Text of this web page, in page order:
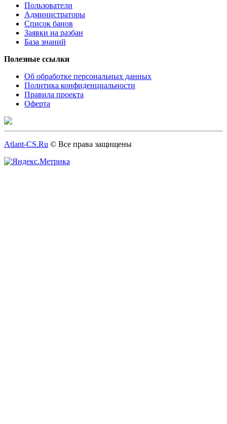
Пользователи
Администраторы
Список банов
Заявки на разбан
База знаний
Полезные ссылки
Об обработке персональных данных
Политика конфиденциальности
Правила проекта
Оферта
Atlant-CS.Ru © Все права защищены